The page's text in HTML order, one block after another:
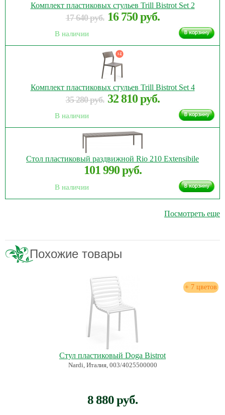
Комплект пластиковых стульев Trill Bistrot Set 2
17 640 руб. 16 750 руб.
В наличии
Комплект пластиковых стульев Trill Bistrot Set 4
35 280 руб. 32 810 руб.
В наличии
Стол пластиковый раздвижной Rio 210 Extensibile
101 990 руб.
В наличии
Посмотреть еще
Похожие товары
+ 7 цветов
Стул пластиковый Doga Bistrot
Nardi, Италия, 003/4025500000
8 880 руб.